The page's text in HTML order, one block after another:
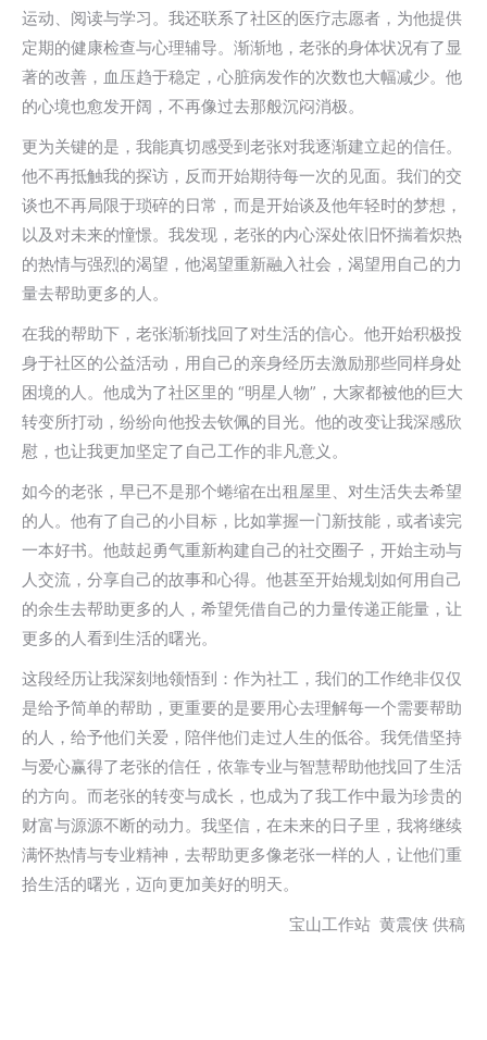
运动、阅读与学习。我还联系了社区的医疗志愿者，为他提供
定期的健康检查与心理辅导。渐渐地，老张的身体状况有了显
著的改善，血压趋于稳定，心脏病发作的次数也大幅减少。他
的心境也愈发开阔，不再像过去那般沉闷消极。
更为关键的是，我能真切感受到老张对我逐渐建立起的信任。
他不再抵触我的探访，反而开始期待每一次的见面。我们的交
谈也不再局限于琐碎的日常，而是开始谈及他年轻时的梦想，
以及对未来的憧憬。我发现，老张的内心深处依旧怀揣着炽热
的热情与强烈的渴望，他渴望重新融入社会，渴望用自己的力
量去帮助更多的人。
在我的帮助下，老张渐渐找回了对生活的信心。他开始积极投
身于社区的公益活动，用自己的亲身经历去激励那些同样身处
困境的人。他成为了社区里的 “明星人物”，大家都被他的巨大
转变所打动，纷纷向他投去钦佩的目光。他的改变让我深感欣
慰，也让我更加坚定了自己工作的非凡意义。
如今的老张，早已不是那个蜷缩在出租屋里、对生活失去希望
的人。他有了自己的小目标，比如掌握一门新技能，或者读完
一本好书。他鼓起勇气重新构建自己的社交圈子，开始主动与
人交流，分享自己的故事和心得。他甚至开始规划如何用自己
的余生去帮助更多的人，希望凭借自己的力量传递正能量，让
更多的人看到生活的曙光。
这段经历让我深刻地领悟到：作为社工，我们的工作绝非仅仅
是给予简单的帮助，更重要的是要用心去理解每一个需要帮助
的人，给予他们关爱，陪伴他们走过人生的低谷。我凭借坚持
与爱心赢得了老张的信任，依靠专业与智慧帮助他找回了生活
的方向。而老张的转变与成长，也成为了我工作中最为珍贵的
财富与源源不断的动力。我坚信，在未来的日子里，我将继续
满怀热情与专业精神，去帮助更多像老张一样的人，让他们重
拾生活的曙光，迈向更加美好的明天。
宝山工作站 黄震侠 供稿